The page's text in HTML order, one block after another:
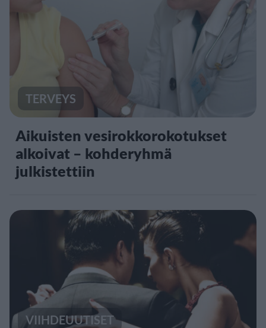
TERVEYS
Aikuisten vesirokkorokotukset
alkoivat – kohderyhmä
julkistettiin
VIIHDEUUTISET